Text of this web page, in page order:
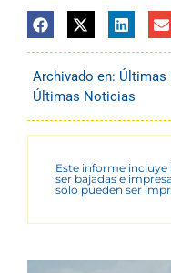
Archivado en: Últimas
Últimas Noticias
Este informe incluye
ser bajadas e
sólo pueden ser